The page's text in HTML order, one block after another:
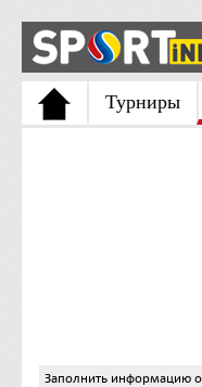
Турниры
Заполнить информацию